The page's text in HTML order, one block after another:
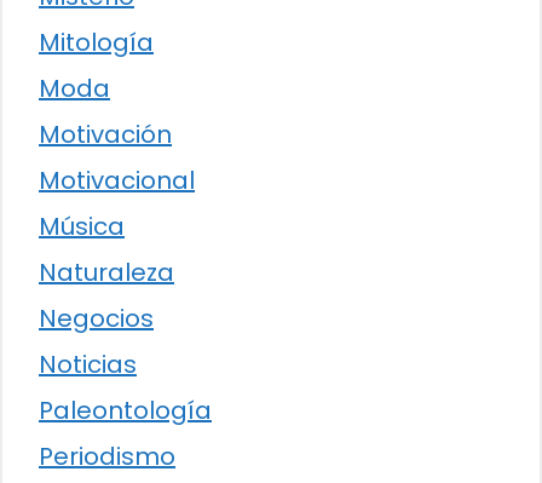
Mitología
Moda
Motivación
Motivacional
Música
Naturaleza
Negocios
Noticias
Paleontología
Periodismo